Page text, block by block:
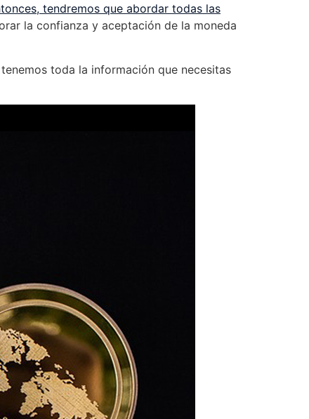
tendremos que abordar todas las
la confianza y aceptación de la moneda
toda la información que necesitas